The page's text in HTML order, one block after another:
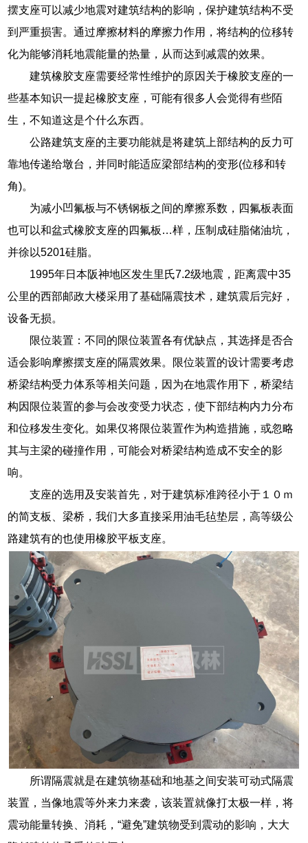
摆支座可以减少地震对建筑结构的影响，保护建筑结构不受
到严重损害。通过摩擦材料的摩擦力作用，将结构的位移转
化为能够消耗地震能量的热量，从而达到减震的效果。
建筑橡胶支座需要经常性维护的原因关于橡胶支座的一
些基本知识一提起橡胶支座，可能有很多人会觉得有些陌
生，不知道这是个什么东西。
公路建筑支座的主要功能就是将建筑上部结构的反力可
靠地传递给墩台，并同时能适应梁部结构的变形(位移和转
角)。
为减小凹氟板与不锈钢板之间的摩擦系数，四氟板表面
也可以和盆式橡胶支座的四氟板…样，压制成硅脂储油坑，
并徐以5201硅脂。
1995年日本阪神地区发生里氏7.2级地震，距离震中35
公里的西部邮政大楼采用了基础隔震技术，建筑震后完好，
设备无损。
限位装置：不同的限位装置各有优缺点，其选择是否合
适会影响摩擦摆支座的隔震效果。限位装置的设计需要考虑
桥梁结构受力体系等相关问题，因为在地震作用下，桥梁结
构因限位装置的参与会改变受力状态，使下部结构内力分布
和位移发生变化。如果仅将限位装置作为构造措施，或忽略
其与主梁的碰撞作用，可能会对桥梁结构造成不安全的影
响。
支座的选用及安装首先，对于建筑标准跨径小于１０ｍ
的简支板、梁桥，我们大多直接采用油毛毡垫层，高等级公
路建筑有的也使用橡胶平板支座。
所谓隔震就是在建筑物基础和地基之间安装可动式隔震
装置，当像地震等外来力来袭，该装置就像打太极一样，将
震动能量转换、消耗，“避免”建筑物受到震动的影响，大大